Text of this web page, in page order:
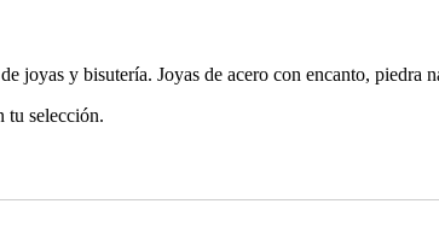
joyas y bisutería. Joyas de acero con encanto, piedra
tu selección.